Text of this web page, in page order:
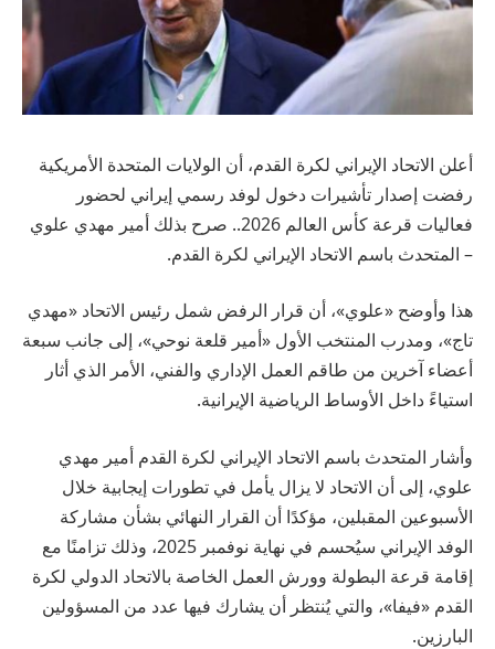
أعلن الاتحاد الإيراني لكرة القدم، أن الولايات المتحدة الأمريكية
رفضت إصدار تأشيرات دخول لوفد رسمي إيراني لحضور
فعاليات قرعة كأس العالم 2026.. صرح بذلك أمير مهدي علوي
– المتحدث باسم الاتحاد الإيراني لكرة القدم.
هذا وأوضح «علوي»، أن قرار الرفض شمل رئيس الاتحاد «مهدي
تاج»، ومدرب المنتخب الأول «أمير قلعة نوحي»، إلى جانب سبعة
أعضاء آخرين من طاقم العمل الإداري والفني، الأمر الذي أثار
استياءً داخل الأوساط الرياضية الإيرانية.
وأشار المتحدث باسم الاتحاد الإيراني لكرة القدم أمير مهدي
علوي، إلى أن الاتحاد لا يزال يأمل في تطورات إيجابية خلال
الأسبوعين المقبلين، مؤكدًا أن القرار النهائي بشأن مشاركة
الوفد الإيراني سيُحسم في نهاية نوفمبر 2025، وذلك تزامنًا مع
إقامة قرعة البطولة وورش العمل الخاصة بالاتحاد الدولي لكرة
القدم «فيفا»، والتي يُنتظر أن يشارك فيها عدد من المسؤولين
البارزين.